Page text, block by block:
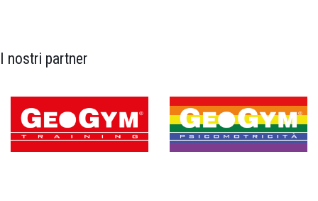
I nostri partner